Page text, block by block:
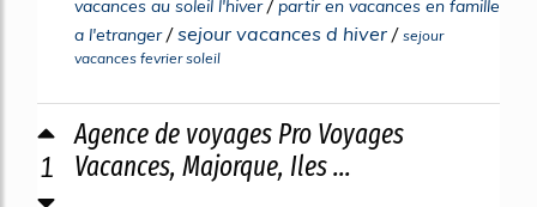
vacances au soleil l'hiver/partir en vacances en famille
a l'etranger/sejour vacances d hiver / sejour
vacances fevrier soleil
1
Agence de voyages Pro Voyages
Vacances, Majorque, Iles ...